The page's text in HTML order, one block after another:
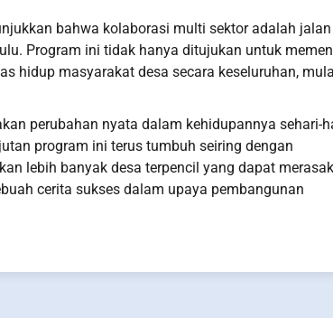
bahwa kolaborasi multi sektor adalah jalan
Program ini tidak hanya ditujukan untuk
hidup masyarakat desa secara keseluruhan,
perubahan nyata dalam kehidupannya sehari-
program ini terus tumbuh seiring dengan
lebih banyak desa terpencil yang dapat
cerita sukses dalam upaya pembangunan